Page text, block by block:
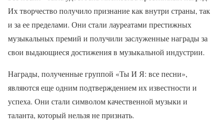
Их творчество получило признание как внутри страны, так
и за ее пределами. Они стали лауреатами престижных
музыкальных премий и получили заслуженные награды за
свои выдающиеся достижения в музыкальной индустрии.
Награды, полученные группой «Ты И Я: все песни»,
являются еще одним подтверждением их известности и
успеха. Они стали символом качественной музыки и
таланта, который нельзя не признать.